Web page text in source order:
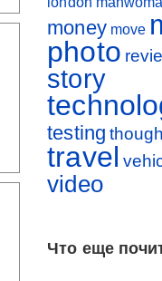
money move
photo
story
testing
travel
video
Что еще